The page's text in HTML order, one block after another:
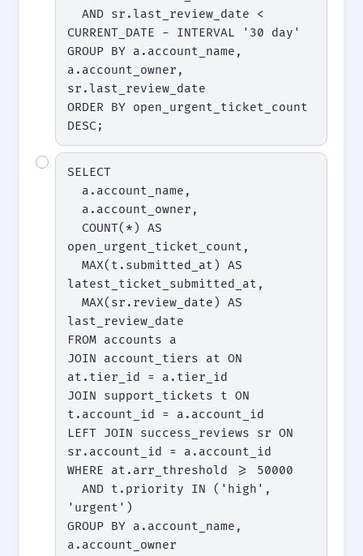
CURRENT_DATE - INTERVAL '30 day'
GROUP BY a.account_name,
a.account_owner,
sr.last_review_date
ORDER BY open_urgent_ticket_count
DESC;
SELECT
open_urgent_ticket_count,
latest_ticket_submitted_at,
last_review_date
FROM accounts a
JOIN account_tiers at ON
at.tier_id = a.tier_id
JOIN support_tickets t ON
t.account_id = a.account_id
LEFT JOIN success_reviews sr ON
sr.account_id = a.account_id
WHERE at.arr_threshold >= 50000
'urgent')
GROUP BY a.account_name,
a.account_owner